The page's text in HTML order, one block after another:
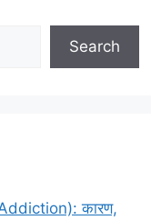
Search
कारण,